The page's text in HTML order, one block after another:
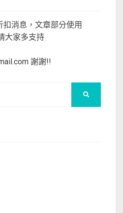
消息，文章部分使用
大家多支持
謝謝!!